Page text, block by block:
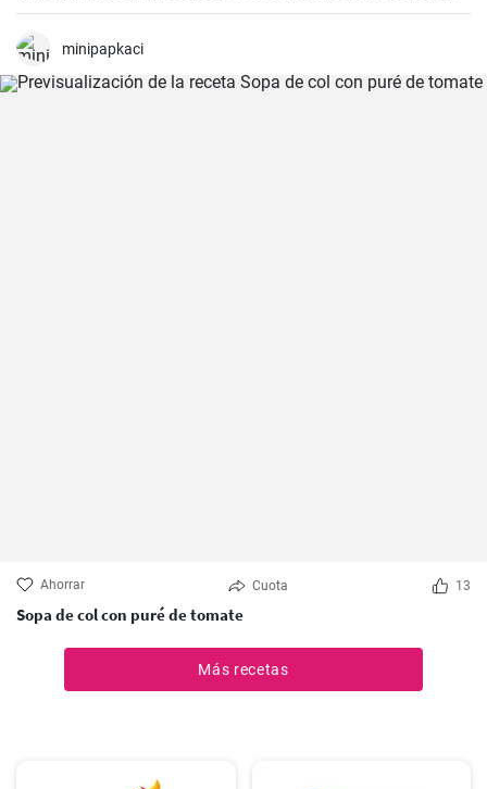
una noche acogedora con amigos y familiares. Sírvelo con tus
frutas para una experiencia culinaria inolvidable.
minipapkaci
Ahorrar Cuota 13
Sopa de col con puré de tomate
Más recetas